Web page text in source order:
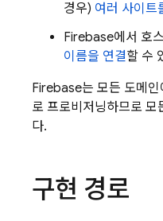
경우) 여러 사이트
Firebase에서 호
이름을 연결할 수
Firebase는 모든 도메인
로 프로비저닝하므로 모
다.
구현 경로